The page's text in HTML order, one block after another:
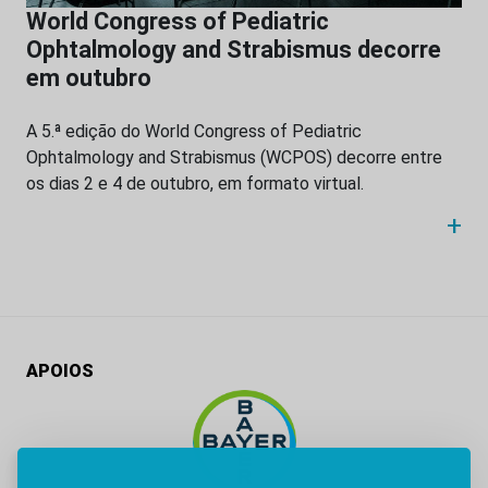
World Congress of Pediatric
Ophtalmology and Strabismus decorre
em outubro
A 5.ª edição do World Congress of Pediatric
Ophtalmology and Strabismus (WCPOS) decorre entre
os dias 2 e 4 de outubro, em formato virtual.
+
APOIOS